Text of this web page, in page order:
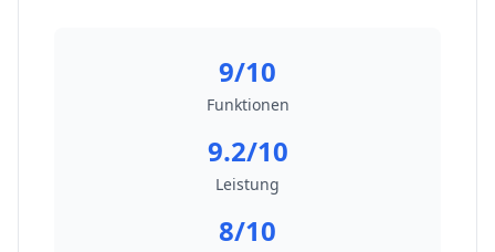
9/10
Funktionen
9.2/10
Leistung
8/10